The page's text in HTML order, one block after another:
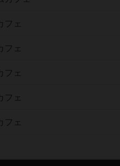
フェ
フェ
フェ
フェ
フェ